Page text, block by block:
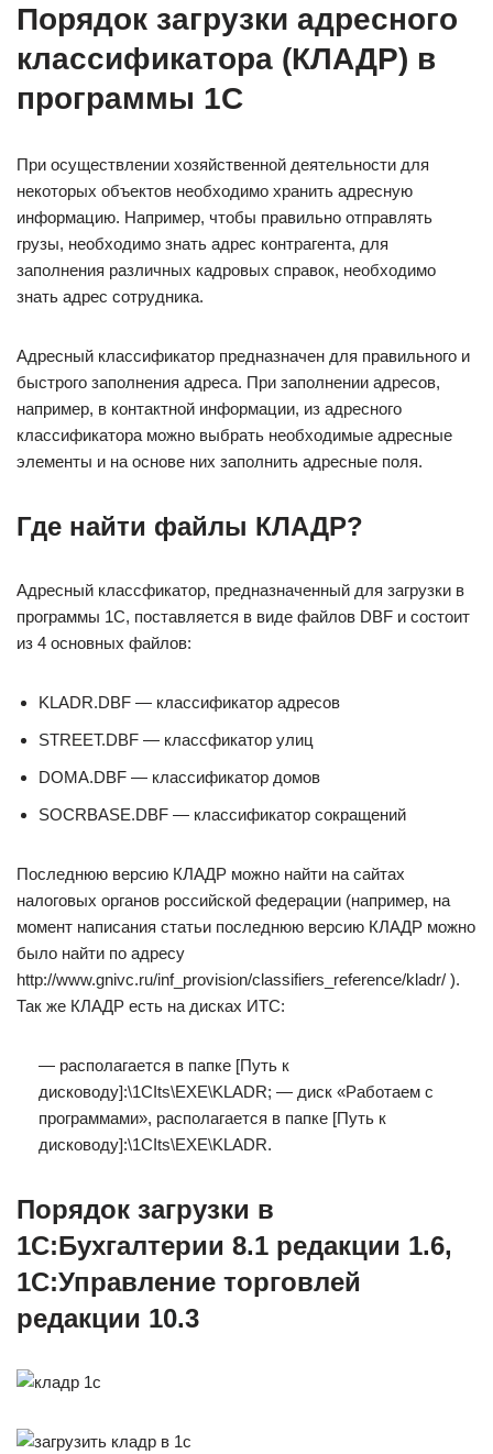
Порядок загрузки адресного
классификатора (КЛАДР) в
программы 1С
При осуществлении хозяйственной деятельности для
некоторых объектов необходимо хранить адресную
информацию. Например, чтобы правильно отправлять
грузы, необходимо знать адрес контрагента, для
заполнения различных кадровых справок, необходимо
знать адрес сотрудника.
Адресный классификатор предназначен для правильного и
быстрого заполнения адреса. При заполнении адресов,
например, в контактной информации, из адресного
классификатора можно выбрать необходимые адресные
элементы и на основе них заполнить адресные поля.
Где найти файлы КЛАДР?
Адресный классфикатор, предназначенный для загрузки в
программы 1С, поставляется в виде файлов DBF и состоит
из 4 основных файлов:
KLADR.DBF — классификатор адресов
STREET.DBF — классфикатор улиц
DOMA.DBF — классификатор домов
SOCRBASE.DBF — классификатор сокращений
Последнюю версию КЛАДР можно найти на сайтах
налоговых органов российской федерации (например, на
момент написания статьи последнюю версию КЛАДР можно
было найти по адресу
http://www.gnivc.ru/inf_provision/classifiers_reference/kladr/ ).
Так же КЛАДР есть на дисках ИТС:
— располагается в папке [Путь к
дисководу]:\1CIts\EXE\KLADR; — диск «Работаем с
программами», располагается в папке [Путь к
дисководу]:\1CIts\EXE\KLADR.
Порядок загрузки в
1С:Бухгалтерии 8.1 редакции 1.6,
1С:Управление торговлей
редакции 10.3